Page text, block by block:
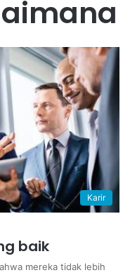
Karir
baik
mereka tidak lebih